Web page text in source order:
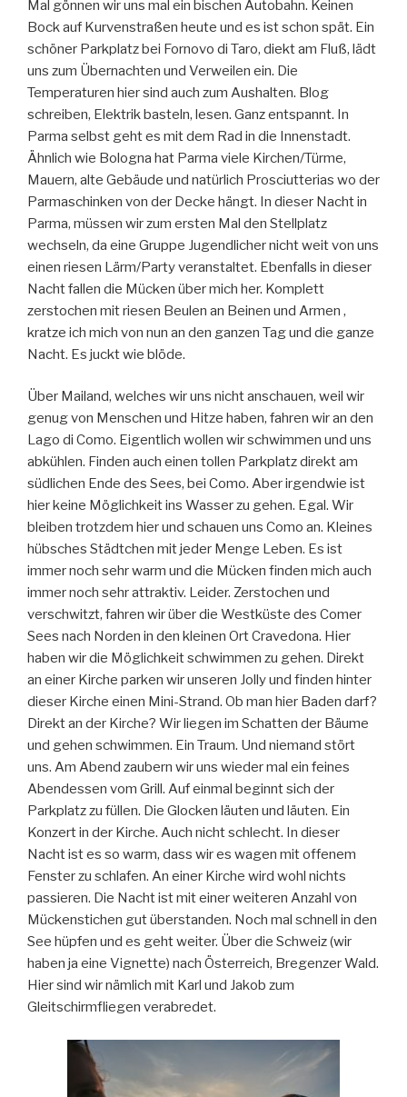
Mal gönnen wir uns mal ein bischen Autobahn. Keinen
Bock auf Kurvenstraßen heute und es ist schon spät. Ein
schöner Parkplatz bei Fornovo di Taro, diekt am Fluß, lädt
uns zum Übernachten und Verweilen ein. Die
Temperaturen hier sind auch zum Aushalten. Blog
schreiben, Elektrik basteln, lesen. Ganz entspannt. In
Parma selbst geht es mit dem Rad in die Innenstadt.
Ähnlich wie Bologna hat Parma viele Kirchen/Türme,
Mauern, alte Gebäude und natürlich Prosciutterias wo der
Parmaschinken von der Decke hängt. In dieser Nacht in
Parma, müssen wir zum ersten Mal den Stellplatz
wechseln, da eine Gruppe Jugendlicher nicht weit von uns
einen riesen Lärm/Party veranstaltet. Ebenfalls in dieser
Nacht fallen die Mücken über mich her. Komplett
zerstochen mit riesen Beulen an Beinen und Armen ,
kratze ich mich von nun an den ganzen Tag und die ganze
Nacht. Es juckt wie blöde.
Über Mailand, welches wir uns nicht anschauen, weil wir
genug von Menschen und Hitze haben, fahren wir an den
Lago di Como. Eigentlich wollen wir schwimmen und uns
abkühlen. Finden auch einen tollen Parkplatz direkt am
südlichen Ende des Sees, bei Como. Aber irgendwie ist
hier keine Möglichkeit ins Wasser zu gehen. Egal. Wir
bleiben trotzdem hier und schauen uns Como an. Kleines
hübsches Städtchen mit jeder Menge Leben. Es ist
immer noch sehr warm und die Mücken finden mich auch
immer noch sehr attraktiv. Leider. Zerstochen und
verschwitzt, fahren wir über die Westküste des Comer
Sees nach Norden in den kleinen Ort Cravedona. Hier
haben wir die Möglichkeit schwimmen zu gehen. Direkt
an einer Kirche parken wir unseren Jolly und finden hinter
dieser Kirche einen Mini-Strand. Ob man hier Baden darf?
Direkt an der Kirche? Wir liegen im Schatten der Bäume
und gehen schwimmen. Ein Traum. Und niemand stört
uns. Am Abend zaubern wir uns wieder mal ein feines
Abendessen vom Grill. Auf einmal beginnt sich der
Parkplatz zu füllen. Die Glocken läuten und läuten. Ein
Konzert in der Kirche. Auch nicht schlecht. In dieser
Nacht ist es so warm, dass wir es wagen mit offenem
Fenster zu schlafen. An einer Kirche wird wohl nichts
passieren. Die Nacht ist mit einer weiteren Anzahl von
Mückenstichen gut überstanden. Noch mal schnell in den
See hüpfen und es geht weiter. Über die Schweiz (wir
haben ja eine Vignette) nach Österreich, Bregenzer Wald.
Hier sind wir nämlich mit Karl und Jakob zum
Gleitschirmfliegen verabredet.